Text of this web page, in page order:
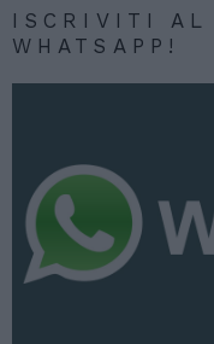
ISCRIVITI AL
WHATSAPP!